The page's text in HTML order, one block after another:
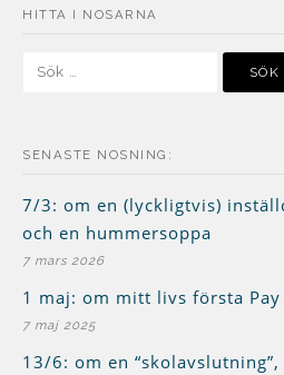
HITTA I NOSARNA
SENASTE NOSNING:
7/3: om en (lyckligtvis)
och en hummersoppa
7 mars 2026
1 maj: om mitt livs första Pay
7 maj 2025
13/6: om en